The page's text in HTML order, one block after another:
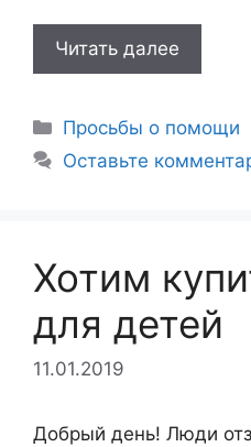
Читать далее
Рубрики
Просьбы о помощи
Оставьте
Хотим
для детей
11.01.2019
Добрый день! Люди